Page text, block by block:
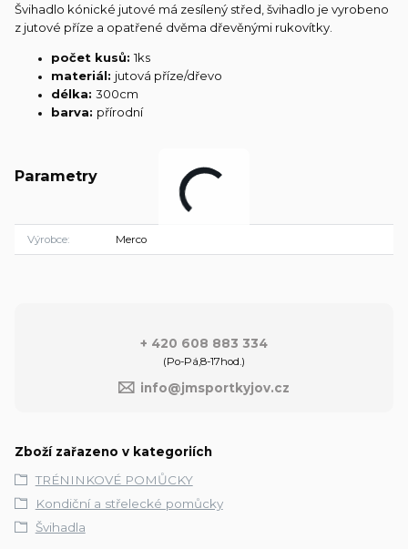
Švihadlo kónické jutové má zesílený střed, švihadlo je vyrobeno
z jutové příze a opatřené dvěma dřevěnými rukovítky.
počet kusů:1ks
materiál: jutová příze/dřevo
délka: 300cm
barva: přírodní
Parametry
Výrobce Merco
+ 420 608 883 334
(Po-Pá,8-17hod.)
info@jmsportkyjov.cz
Zboží zařazeno v kategoriích
TRÉNINKOVÉ POMŮCKY
Kondiční a střelecké pomůcky
Švihadla